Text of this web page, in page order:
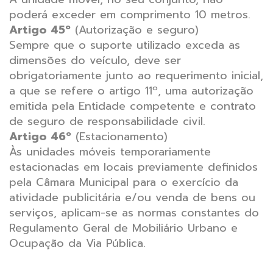
poderá exceder em comprimento 10 metros.
Artigo 45º (Autorização e seguro)
Sempre que o suporte utilizado exceda as
dimensões do veículo, deve ser
obrigatoriamente junto ao requerimento inicial,
a que se refere o artigo 11º, uma autorização
emitida pela Entidade competente e contrato
de seguro de responsabilidade civil.
Artigo 46º (Estacionamento)
Às unidades móveis temporariamente
estacionadas em locais previamente definidos
pela Câmara Municipal para o exercício da
atividade publicitária e/ou venda de bens ou
serviços, aplicam-se as normas constantes do
Regulamento Geral de Mobiliário Urbano e
Ocupação da Via Pública.